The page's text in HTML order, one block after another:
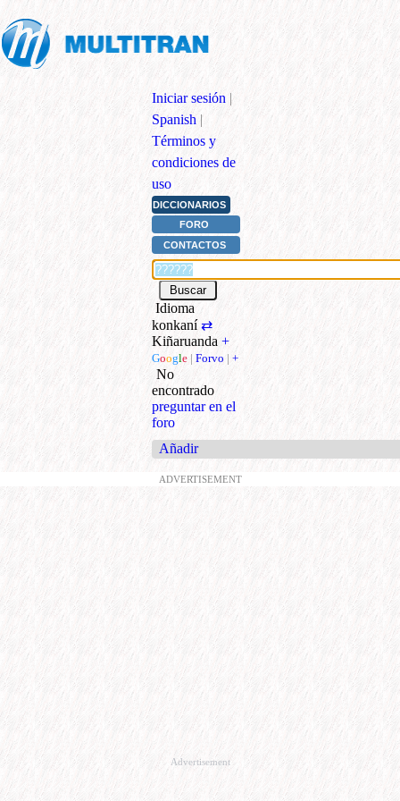
Iniciar sesión |
Spanish |
Términos y
condiciones de
uso
DICCIONARIOS
FORO
CONTACTOS
Idioma
konkaní⇄
Kiñaruanda +
Google | Forvo | +
No
encontrado
preguntar en el
foro
Añadir
ADVERTISEMENT
Advertisement